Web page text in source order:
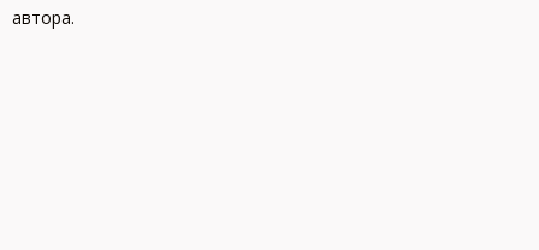
автора.